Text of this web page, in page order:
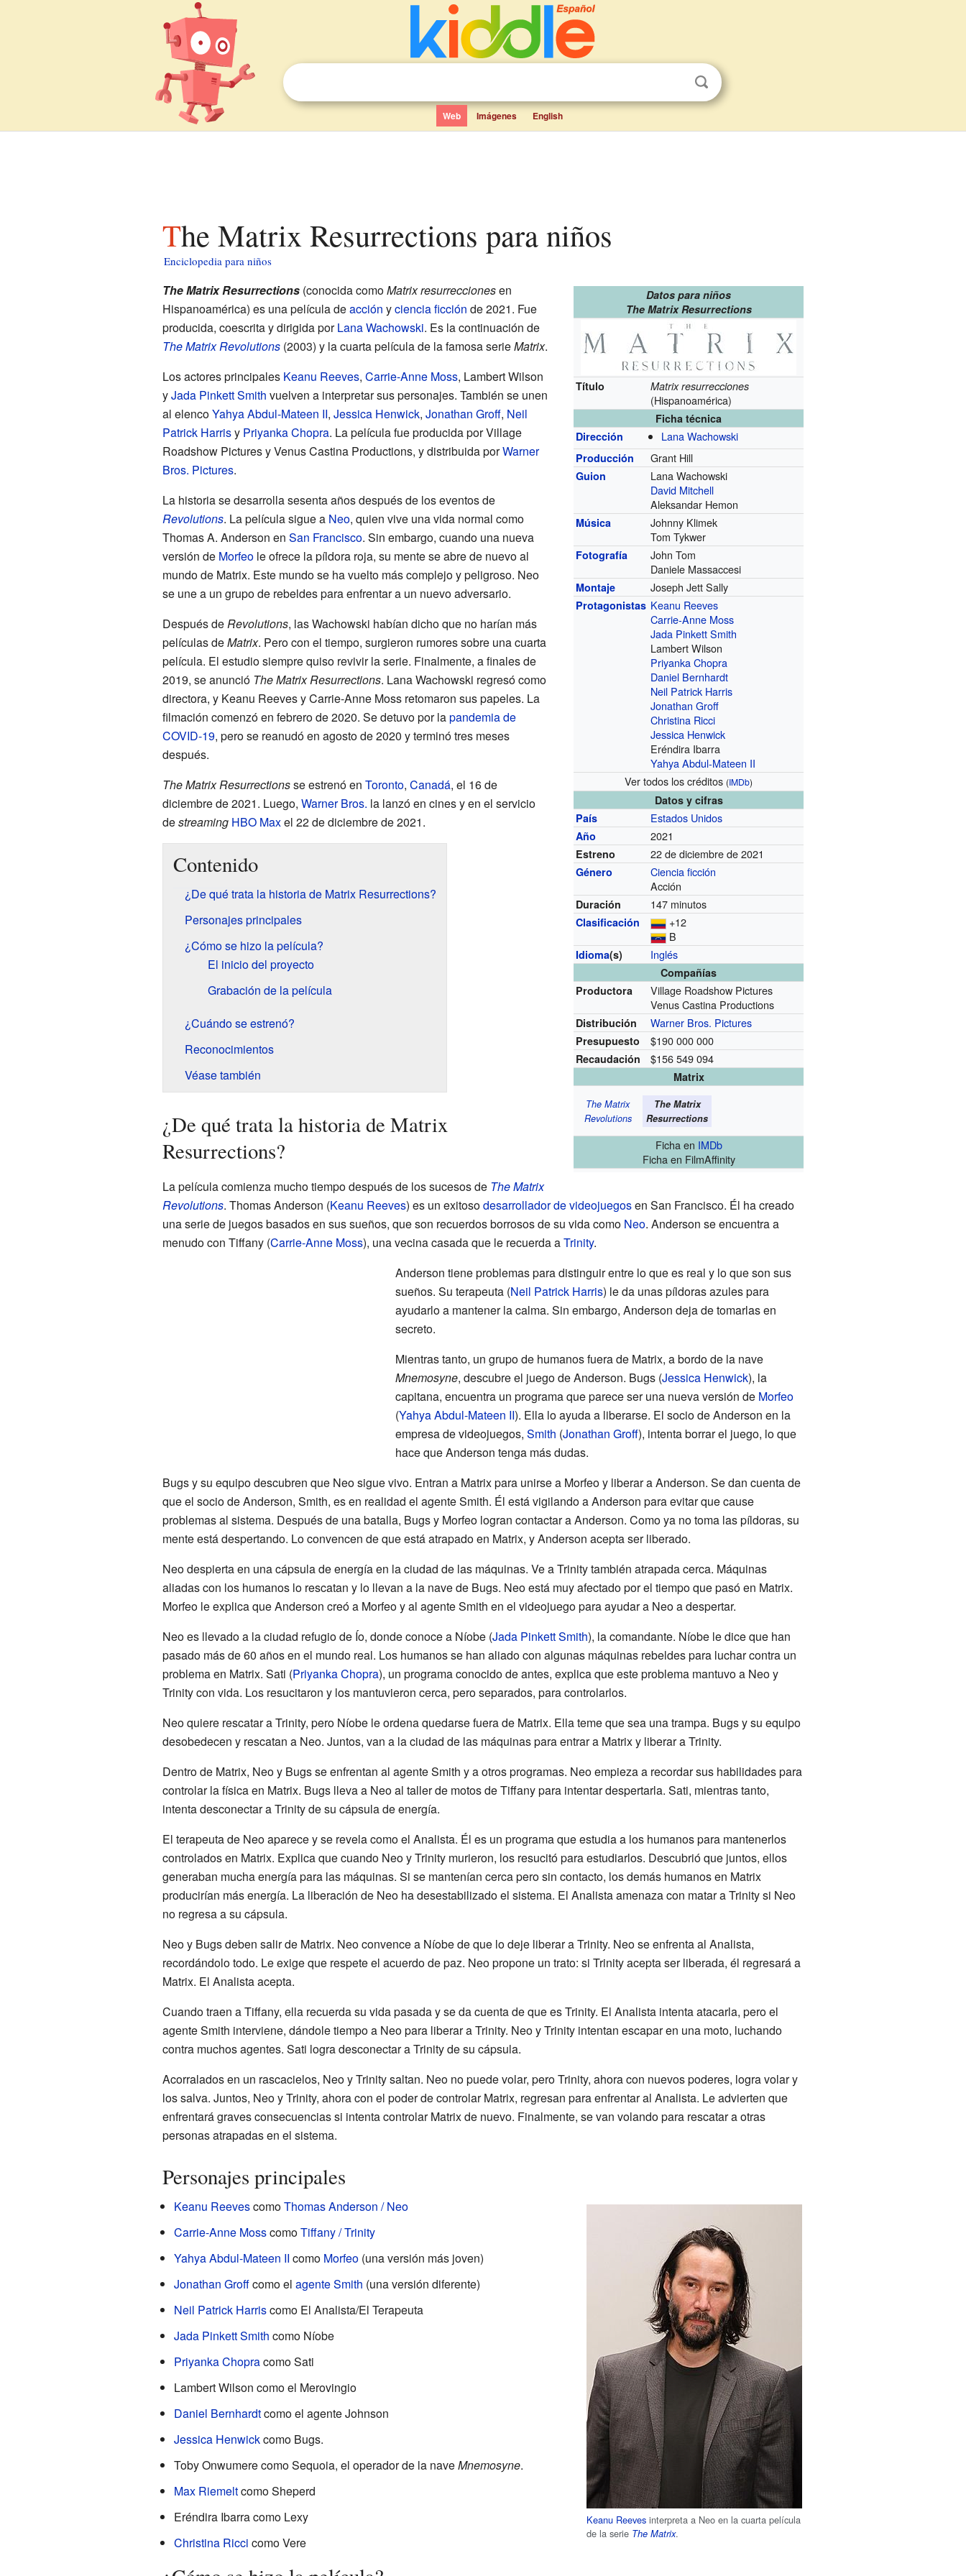
Web Imágenes English
The Matrix Resurrections para niños
Enciclopedia para niños
Datos para niños
The Matrix Resurrections
Título Matrix resurrecciones
(Hispanoamérica)
Ficha técnica
Dirección
Lana Wachowski
Producción Grant Hill
Guion
Lana Wachowski
David Mitchell
Aleksandar Hemon
Música
Johnny Klimek
Tom Tykwer
Fotografía
John Tom
Daniele Massaccesi
Montaje Joseph Jett Sally
Protagonistas Keanu Reeves
Carrie-Anne Moss
Jada Pinkett Smith
Lambert Wilson
Priyanka Chopra
Daniel Bernhardt
Neil Patrick Harris
Jonathan Groff
Christina Ricci
Jessica Henwick
Eréndira Ibarra
Yahya Abdul-Mateen II
Ver todos los créditos (IMDb)
Datos y cifras
País
Estados Unidos
Año 2021
Estreno 22 de diciembre de 2021
Género
Ciencia ficción
Acción
Duración 147 minutos
Clasificación
+12
B
Idioma(s) Inglés
Compañías
Productora
Village Roadshow Pictures
Venus Castina Productions
Distribución Warner Bros. Pictures
Presupuesto $190 000 000
Recaudación $156 549 094
Matrix
The Matrix
Revolutions
The Matrix
Resurrections
Ficha en IMDb
Ficha en FilmAffinity
The Matrix Resurrections(conocida comoMatrix resurreccionesen
Hispanoamérica) es una película deacción yciencia ficción de 2021. Fue
producida, coescrita y dirigida porLana Wachowski. Es la continuación de
The Matrix Revolutions(2003) y la cuarta película de la famosa serieMatrix.
Los actores principales Keanu Reeves, Carrie-Anne Moss, Lambert Wilson
yJada Pinkett Smith vuelven a interpretar sus personajes. También se unen
al elencoYahya Abdul-Mateen II, Jessica Henwick, Jonathan Groff, Neil
Patrick Harrisy Priyanka Chopra. La película fue producida por Village
Roadshow Pictures y Venus Castina Productions, y distribuida porWarner
Bros. Pictures.
La historia se desarrolla sesenta años después de los eventos de
Revolutions. La película sigue a Neo, quien vive una vida normal como
Thomas A. Anderson en San Francisco. Sin embargo, cuando una nueva
versión de Morfeole ofrece la píldora roja, su mente se abre de nuevo al
mundo de Matrix. Este mundo se ha vuelto más complejo y peligroso. Neo
se une a un grupo de rebeldes para enfrentar a un nuevo adversario.
Después deRevolutions, las Wachowski habían dicho que no harían más
películas deMatrix. Pero con el tiempo, surgieron rumores sobre una cuarta
película. El estudio siempre quiso revivir la serie. Finalmente, a finales de
2019, se anunció The Matrix Resurrections. Lana Wachowski regresó como
directora, y Keanu Reeves y Carrie-Anne Moss retomaron sus papeles. La
filmación comenzó en febrero de 2020. Se detuvo por lapandemia de
COVID-19, pero se reanudó en agosto de 2020 y terminó tres meses
después.
The Matrix Resurrectionsse estrenó en Toronto, Canadá, el 16 de
diciembre de 2021. Luego, Warner Bros. la lanzó en cines y en el servicio
destreaming HBO Maxel 22 de diciembre de 2021.
Contenido
¿De qué trata la historia de Matrix Resurrections?
Personajes principales
¿Cómo se hizo la película?
El inicio del proyecto
Grabación de la película
¿Cuándo se estrenó?
Reconocimientos
Véase también
¿De qué trata la historia de Matrix
Resurrections?
La película comienza mucho tiempo después de los sucesos de The Matrix
Revolutions. Thomas Anderson (Keanu Reeves) es un exitosodesarrollador de videojuegosen San Francisco. Él ha creado
una serie de juegos basados en sus sueños, que son recuerdos borrosos de su vida como Neo. Anderson se encuentra a
menudo con Tiffany (Carrie-Anne Moss), una vecina casada que le recuerda aTrinity.
Anderson tiene problemas para distinguir entre lo que es real y lo que son sus
sueños. Su terapeuta (Neil Patrick Harris) le da unas píldoras azules para
ayudarlo a mantener la calma. Sin embargo, Anderson deja de tomarlas en
secreto.
Mientras tanto, un grupo de humanos fuera de Matrix, a bordo de la nave
Mnemosyne, descubre el juego de Anderson. Bugs (Jessica Henwick), la
capitana, encuentra un programa que parece ser una nueva versión de Morfeo
(Yahya Abdul-Mateen II). Ella lo ayuda a liberarse. El socio de Anderson en la
empresa de videojuegos, Smith (Jonathan Groff), intenta borrar el juego, lo que
hace que Anderson tenga más dudas.
Bugs y su equipo descubren que Neo sigue vivo. Entran a Matrix para unirse a Morfeo y liberar a Anderson. Se dan cuenta de
que el socio de Anderson, Smith, es en realidad el agente Smith. Él está vigilando a Anderson para evitar que cause
problemas al sistema. Después de una batalla, Bugs y Morfeo logran contactar a Anderson. Como ya no toma las píldoras, su
mente está despertando. Lo convencen de que está atrapado en Matrix, y Anderson acepta ser liberado.
Neo despierta en una cápsula de energía en la ciudad de las máquinas. Ve a Trinity también atrapada cerca. Máquinas
aliadas con los humanos lo rescatan y lo llevan a la nave de Bugs. Neo está muy afectado por el tiempo que pasó en Matrix.
Morfeo le explica que Anderson creó a Morfeo y al agente Smith en el videojuego para ayudar a Neo a despertar.
Neo es llevado a la ciudad refugio de Ío, donde conoce a Níobe (Jada Pinkett Smith), la comandante. Níobe le dice que han
pasado más de 60 años en el mundo real. Los humanos se han aliado con algunas máquinas rebeldes para luchar contra un
problema en Matrix. Sati (Priyanka Chopra), un programa conocido de antes, explica que este problema mantuvo a Neo y
Trinity con vida. Los resucitaron y los mantuvieron cerca, pero separados, para controlarlos.
Neo quiere rescatar a Trinity, pero Níobe le ordena quedarse fuera de Matrix. Ella teme que sea una trampa. Bugs y su equipo
desobedecen y rescatan a Neo. Juntos, van a la ciudad de las máquinas para entrar a Matrix y liberar a Trinity.
Dentro de Matrix, Neo y Bugs se enfrentan al agente Smith y a otros programas. Neo empieza a recordar sus habilidades para
controlar la física en Matrix. Bugs lleva a Neo al taller de motos de Tiffany para intentar despertarla. Sati, mientras tanto,
intenta desconectar a Trinity de su cápsula de energía.
El terapeuta de Neo aparece y se revela como el Analista. Él es un programa que estudia a los humanos para mantenerlos
controlados en Matrix. Explica que cuando Neo y Trinity murieron, los resucitó para estudiarlos. Descubrió que juntos, ellos
generaban mucha energía para las máquinas. Si se mantenían cerca pero sin contacto, los demás humanos en Matrix
producirían más energía. La liberación de Neo ha desestabilizado el sistema. El Analista amenaza con matar a Trinity si Neo
no regresa a su cápsula.
Neo y Bugs deben salir de Matrix. Neo convence a Níobe de que lo deje liberar a Trinity. Neo se enfrenta al Analista,
recordándolo todo. Le exige que respete el acuerdo de paz. Neo propone un trato: si Trinity acepta ser liberada, él regresará a
Matrix. El Analista acepta.
Cuando traen a Tiffany, ella recuerda su vida pasada y se da cuenta de que es Trinity. El Analista intenta atacarla, pero el
agente Smith interviene, dándole tiempo a Neo para liberar a Trinity. Neo y Trinity intentan escapar en una moto, luchando
contra muchos agentes. Sati logra desconectar a Trinity de su cápsula.
Acorralados en un rascacielos, Neo y Trinity saltan. Neo no puede volar, pero Trinity, ahora con nuevos poderes, logra volar y
los salva. Juntos, Neo y Trinity, ahora con el poder de controlar Matrix, regresan para enfrentar al Analista. Le advierten que
enfrentará graves consecuencias si intenta controlar Matrix de nuevo. Finalmente, se van volando para rescatar a otras
personas atrapadas en el sistema.
Personajes principales
Keanu Reeves interpreta a Neo en la cuarta película
de la serie The Matrix.
Keanu ReevescomoThomas Anderson / Neo
Carrie-Anne MosscomoTiffany / Trinity
Yahya Abdul-Mateen II como Morfeo(una versión más joven)
Jonathan Groffcomo el agente Smith (una versión diferente)
Neil Patrick Harriscomo El Analista/El Terapeuta
Jada Pinkett Smith como Níobe
Priyanka Chopracomo Sati
Lambert Wilson como el Merovingio
Daniel Bernhardtcomo el agente Johnson
Jessica Henwickcomo Bugs.
Toby Onwumere como Sequoia, el operador de la naveMnemosyne.
Max Riemeltcomo Sheperd
Eréndira Ibarra como Lexy
Christina Ricci como Vere